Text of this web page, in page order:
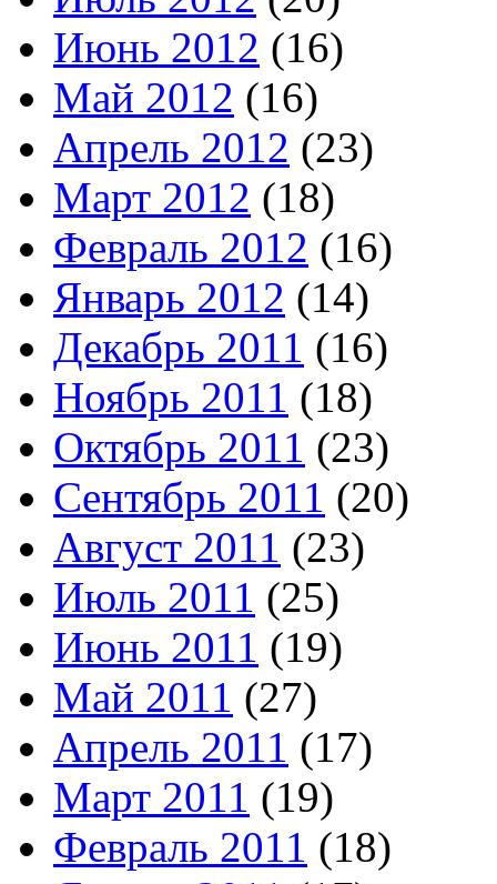
Июнь 2012 (16)
Май 2012 (16)
Апрель 2012 (23)
Март 2012 (18)
Февраль 2012 (16)
Январь 2012 (14)
Декабрь 2011 (16)
Ноябрь 2011 (18)
Октябрь 2011 (23)
Сентябрь 2011 (20)
Август 2011 (23)
Июль 2011 (25)
Июнь 2011 (19)
Май 2011 (27)
Апрель 2011 (17)
Март 2011 (19)
Февраль 2011 (18)